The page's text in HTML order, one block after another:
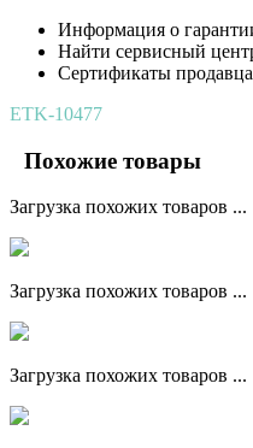
Информация о
Найти сервисный
Сертификаты
ETK-10477
Похожие товары
Загрузка похожих товаров ...
Загрузка похожих товаров ...
Загрузка похожих товаров ...